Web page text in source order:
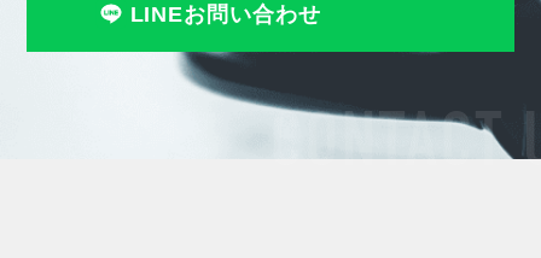
CONTACT
LINEお問い合わせ